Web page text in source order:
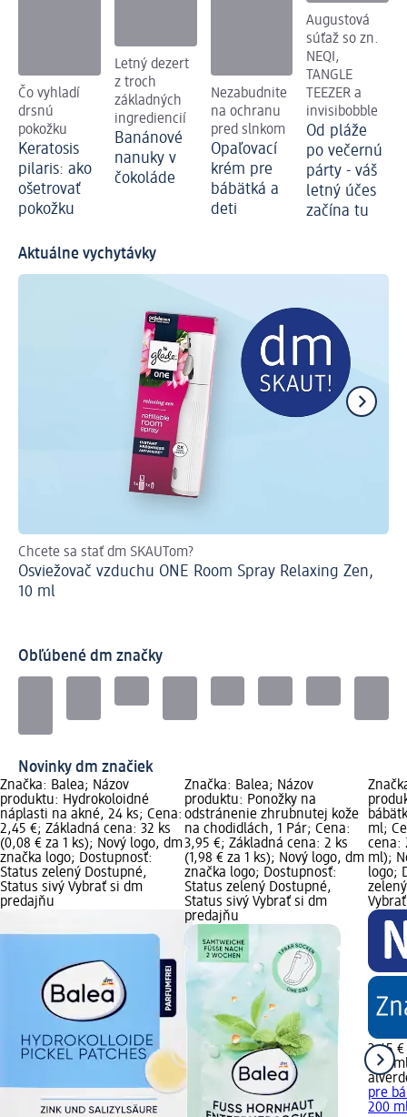
Čo vyhladí
drsnú
pokožku
Keratosis
pilaris: ako
ošetrovať
pokožku
Letný dezert
z troch
základných
ingrediencií
Banánové
nanuky v
čokoláde
Nezabudnite
na ochranu
pred slnkom
Opaľovací
krém pre
bábätká a
deti
Augustová
súťaž so zn.
NEQI,
TANGLE
TEEZER a
invisibobble
Od pláže
po večernú
párty - váš
letný účes
začína tu
Aktuálne vychytávky
Chcete sa stať dm SKAUTom?
Osviežovač vzduchu ONE Room Spray Relaxing Zen,
10 ml
Obľúbené dm značky
Novinky dm značiek
Značka: Balea; Názov
produktu: Hydrokoloidné
náplasti na akné, 24 ks; Cena:
2,45 €; Základná cena: 32 ks
(0,08 € za 1 ks); Nový logo, dm
značka logo; Dostupnosť:
Status zelený Dostupné,
Status sivý Vybrať si dm
predajňu
Značka: Balea; Názov
produktu: Ponožky na
odstránenie zhrubnutej kože
na chodidlách, 1 Pár; Cena:
3,95 €; Základná cena: 2 ks
(1,98 € za 1 ks); Nový logo, dm
značka logo; Dostupnosť:
Status zelený Dostupné,
Status sivý Vybrať si dm
predajňu
ml;
cena:
ml);
logo;
3,45 €
200
pre
200